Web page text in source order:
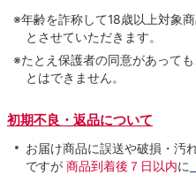
※年齢を詐称して18歳以上対象
とさせていただきます。
※たとえ保護者の同意があって
とはできません。
初期不良・返品について
お届け商品に誤送や破損・汚
ですが 商品到着後７日以内に